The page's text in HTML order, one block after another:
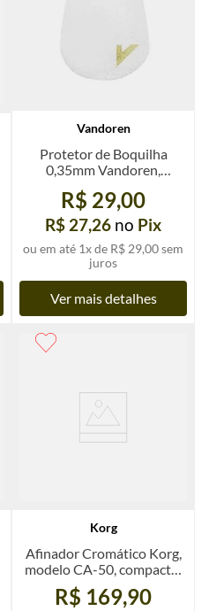
Vandoren
Protetor de Boquilha
0,35mm Vandoren,
R$ 29,00
R$ 27,26 no Pix
ou em até 1x de R$ 29,00sem
juros
Ver mais detalhes
Korg
Afinador Cromático Korg,
modelo CA-50, compacto,
un.
R$ 169,90